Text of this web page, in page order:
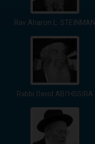
Rav Aharon L. STEINMAN
Rabbi David ABI'HSSIRA